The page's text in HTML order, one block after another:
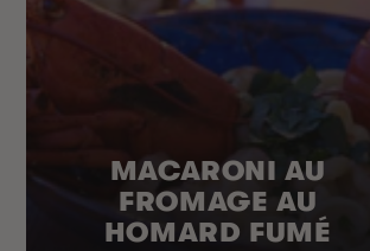
MACARONI AU
FROMAGE AU
HOMARD FUMÉ